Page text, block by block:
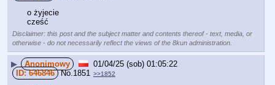
o żyjecie
cześć
Disclaimer: this post and the subject matter and contents thereof - text, media, or
otherwise - do not necessarily reflect the views of the 8kun administration.
▶ Anonimowy
01/04/25 (sob) 01:05:22
646846
No. 1851 >>1852